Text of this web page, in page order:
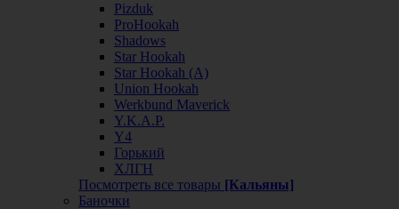
Pizduk
ProHookah
Shadows
Star Hookah
Star Hookah (А)
Union Hookah
Werkbund Maverick
Y.K.A.P.
Y4
Горький
ХЛГН
Посмотреть все товары [Кальяны]
Баночки